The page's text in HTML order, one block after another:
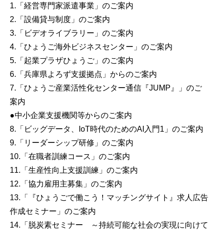
1.「経営専門家派遣事業」のご案内
2.「設備貸与制度」のご案内
3.「ビデオライブラリー」のご案内
4.「ひょうご海外ビジネスセンター」のご案内
5.「起業プラザひょうご」のご案内
6.「兵庫県よろず支援拠点」からのご案内
7.「ひょうご産業活性化センター通信『JUMP』」のご
案内
●中小企業支援機関等からのご案内
8.「ビッグデータ、IoT時代のためのAI入門1」のご案内
9.「リーダーシップ研修」のご案内
10.「在職者訓練コース」のご案内
11.「生産性向上支援訓練」のご案内
12.「協力雇用主募集」のご案内
13.「『ひょうごで働こう！マッチングサイト』求人広告
作成セミナー」のご案内
14.「脱炭素セミナー ～持続可能な社会の実現に向けて